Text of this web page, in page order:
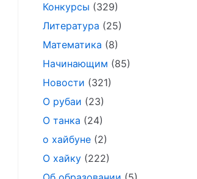
Конкурсы (329)
Литература (25)
Математика (8)
Начинающим (85)
Новости (321)
О рубаи (23)
О танка (24)
о хайбуне (2)
О хайку (222)